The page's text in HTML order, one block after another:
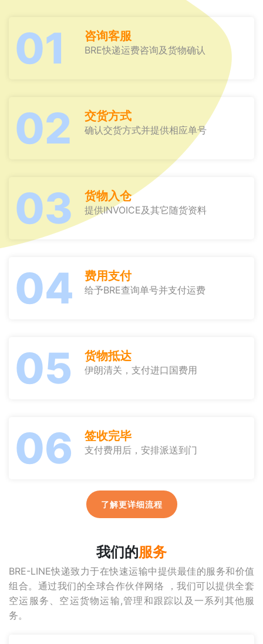
01 咨询客服
BRE快递运费咨询及货物确认
02 交货方式
确认交货方式并提供相应单号
03 货物入仓
提供INVOICE及其它随货资料
04 费用支付
给予BRE查询单号并支付运费
05 货物抵达
伊朗清关，支付进口国费用
06 签收完毕
支付费用后，安排派送到门
了解更详细流程
我们的服务
BRE-LINE快递致力于在快速运输中提供最佳的服务和价值
组合。通过我们的全球合作伙伴网络 ，我们可以提供全套
空运服务、空运货物运输,管理和跟踪以及一系列其他服
务。